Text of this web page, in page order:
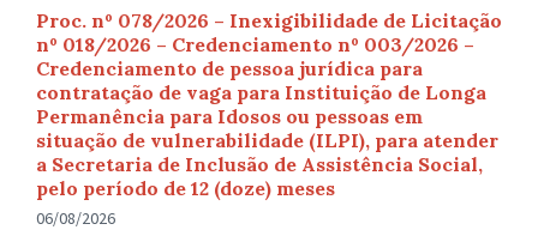
Proc. nº 078/2026 – Inexigibilidade de Licitação
nº 018/2026 – Credenciamento nº 003/2026 –
Credenciamento de pessoa jurídica para
contratação de vaga para Instituição de Longa
Permanência para Idosos ou pessoas em
situação de vulnerabilidade (ILPI), para atender
a Secretaria de Inclusão de Assistência Social,
pelo período de 12 (doze) meses
06/08/2026